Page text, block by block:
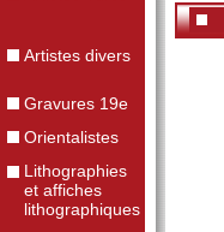
Artistes divers
Gravures 19e
Orientalistes
Lithographies
et affiches
lithographiques